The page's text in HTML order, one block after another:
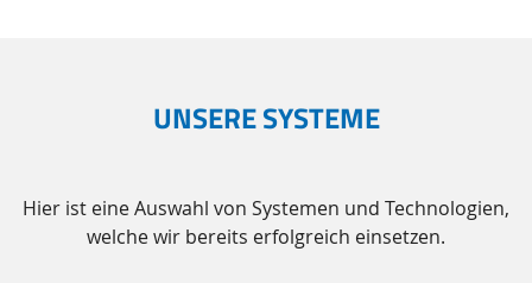
UNSERE SYSTEME
Hier ist eine Auswahl von Systemen und Technologien,
welche wir bereits erfolgreich einsetzen.